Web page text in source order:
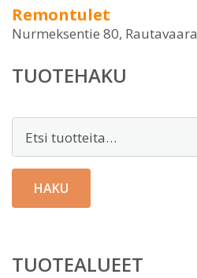
Remontulet
Nurmeksentie 80, Rautavaara
TUOTEHAKU
HAKU
TUOTEALUEET